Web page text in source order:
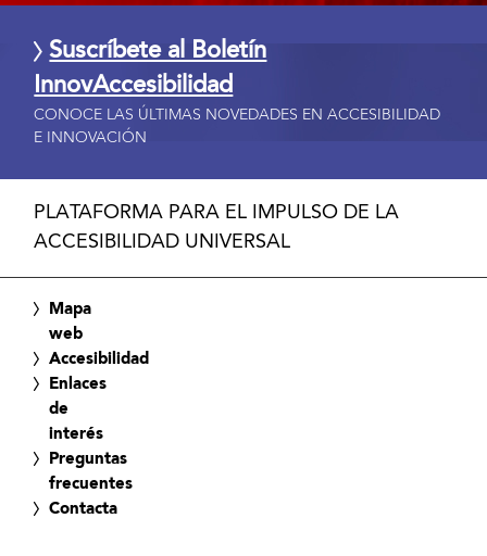
Suscríbete al Boletín
InnovAccesibilidad
CONOCE LAS ÚLTIMAS NOVEDADES EN ACCESIBILIDAD
E INNOVACIÓN
PLATAFORMA PARA EL IMPULSO DE LA
ACCESIBILIDAD UNIVERSAL
Mapa
web
Accesibilidad
Enlaces
de
interés
Preguntas
frecuentes
Contacta